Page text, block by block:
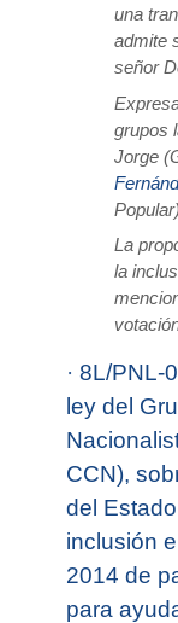
una
admite
señor
grupos
Jorge
La
la
· 8L/PNL-
ley del
CCN),
del
inclusión
2014 de
para